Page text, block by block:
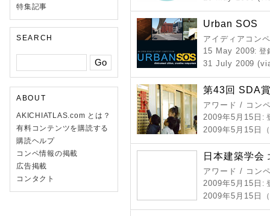
特集記事
SEARCH
ABOUT
AKICHIATLAS.com とは？
有料コンテンツを購読する
購読ヘルプ
コンペ情報の掲載
広告掲載
コンタクト
Urban SOS
アイディアコン
15 May 2009: 登
31 July 2009
第43回 SDA
アワード / コン
2009年5月15日 :
2009年5月15日
日本建築学会
アワード / コン
2009年5月15日 :
2009年5月15日